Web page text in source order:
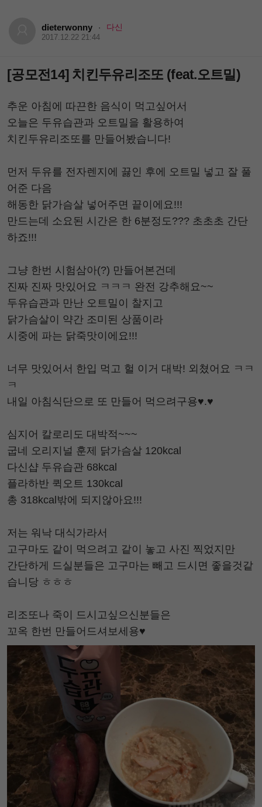
dieterwonny · 다신
2017.12.22 21:44
[공모전14] 치킨두유리조또 (feat.오트밀)
추운 아침에 따끈한 음식이 먹고싶어서
오늘은 두유습관과 오트밀을 활용하여
치킨두유리조또를 만들어봤습니다!
먼저 두유를 전자렌지에 끓인 후에 오트밀 넣고 잘 풀
어준 다음
해동한 닭가슴살 넣어주면 끝이에요!!!
만드는데 소요된 시간은 한 6분정도??? 초초초 간단
하죠!!!
그냥 한번 시험삼아(?) 만들어본건데
진짜 진짜 맛있어요 ㅋㅋㅋ 완전 강추해요~~
두유습관과 만난 오트밀이 찰지고
닭가슴살이 약간 조미된 상품이라
시중에 파는 닭죽맛이에요!!!
너무 맛있어서 한입 먹고 헐 이거 대박! 외쳤어요 ㅋㅋ
ㅋ
내일 아침식단으로 또 만들어 먹으려구용♥.♥
심지어 칼로리도 대박적~~~
굽네 오리지널 훈제 닭가슴살 120kcal
다신샵 두유습관 68kcal
플라하반 퀵오트 130kcal
총 318kcal밖에 되지않아요!!!
저는 워낙 대식가라서
고구마도 같이 먹으려고 같이 놓고 사진 찍었지만
간단하게 드실분들은 고구마는 빼고 드시면 좋을것같
습니당 ㅎㅎㅎ
리조또나 죽이 드시고싶으신분들은
꼬옥 한번 만들어드셔보세용♥